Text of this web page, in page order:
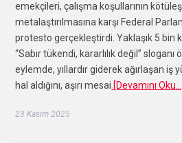
emekçileri, çalışma koşullarının
metalaştırılmasına karşı Federal
protesto gerçekleştirdi. Yaklaşık 5 bin
“Sabır tükendi, kararlılık değil” sloganı
eylemde, yıllardır giderek ağırlaşan iş
hal aldığını, aşırı mesai [Devamını
23 Kasım 2025